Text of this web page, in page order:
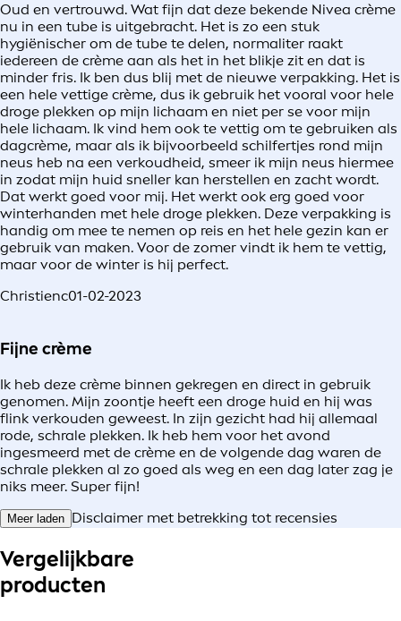
Oud en vertrouwd. Wat fijn dat deze bekende Nivea crème
nu in een tube is uitgebracht. Het is zo een stuk
hygiënischer om de tube te delen, normaliter raakt
iedereen de crème aan als het in het blikje zit en dat is
minder fris. Ik ben dus blij met de nieuwe verpakking. Het is
een hele vettige crème, dus ik gebruik het vooral voor hele
droge plekken op mijn lichaam en niet per se voor mijn
hele lichaam. Ik vind hem ook te vettig om te gebruiken als
dagcrème, maar als ik bijvoorbeeld schilfertjes rond mijn
neus heb na een verkoudheid, smeer ik mijn neus hiermee
in zodat mijn huid sneller kan herstellen en zacht wordt.
Dat werkt goed voor mij. Het werkt ook erg goed voor
winterhanden met hele droge plekken. Deze verpakking is
handig om mee te nemen op reis en het hele gezin kan er
gebruik van maken. Voor de zomer vindt ik hem te vettig,
maar voor de winter is hij perfect.
Christienc01-02-2023
Fijne crème
Ik heb deze crème binnen gekregen en direct in gebruik
genomen. Mijn zoontje heeft een droge huid en hij was
flink verkouden geweest. In zijn gezicht had hij allemaal
rode, schrale plekken. Ik heb hem voor het avond
ingesmeerd met de crème en de volgende dag waren de
schrale plekken al zo goed als weg en een dag later zag je
niks meer. Super fijn!
Meer laden Disclaimer met betrekking tot recensies
Vergelijkbare
producten